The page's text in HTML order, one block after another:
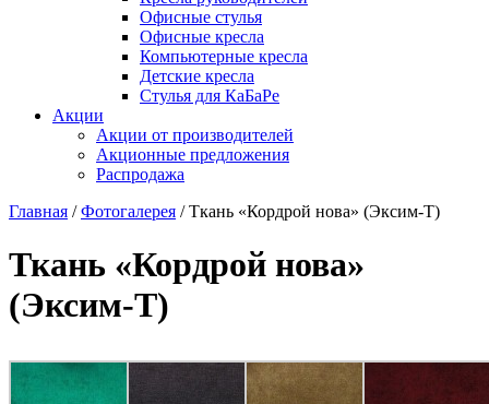
Офисные стулья
Офисные кресла
Компьютерные кресла
Детские кресла
Стулья для КаБаРе
Акции
Акции от производителей
Акционные предложения
Распродажа
Главная /Фотогалерея /Ткань «Кордрой нова» (Эксим-Т)
Ткань «Кордрой нова»
(Эксим-Т)